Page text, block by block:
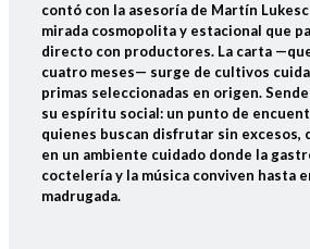
contó con la asesoría de Martín
mirada cosmopolita y estacional que
directo con productores. La carta
cuatro meses— surge de cultivos
primas seleccionadas en origen.
su espíritu social: un punto de
quienes buscan disfrutar sin excesos,
en un ambiente cuidado donde la
coctelería y la música conviven hasta
madrugada.